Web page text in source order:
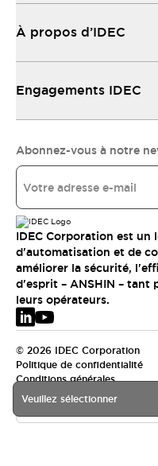
Veuillez sélectionner
À propos d’IDEC
Engagements IDEC
Abonnez-vous à notre
IDEC Corporation est un
d'automatisation et de
améliorer la sécurité,
d'esprit – ANSHIN – tant
leurs opérateurs.
© 2026 IDEC Corporation
Politique de confidentialité
Conditions générales
EMEA